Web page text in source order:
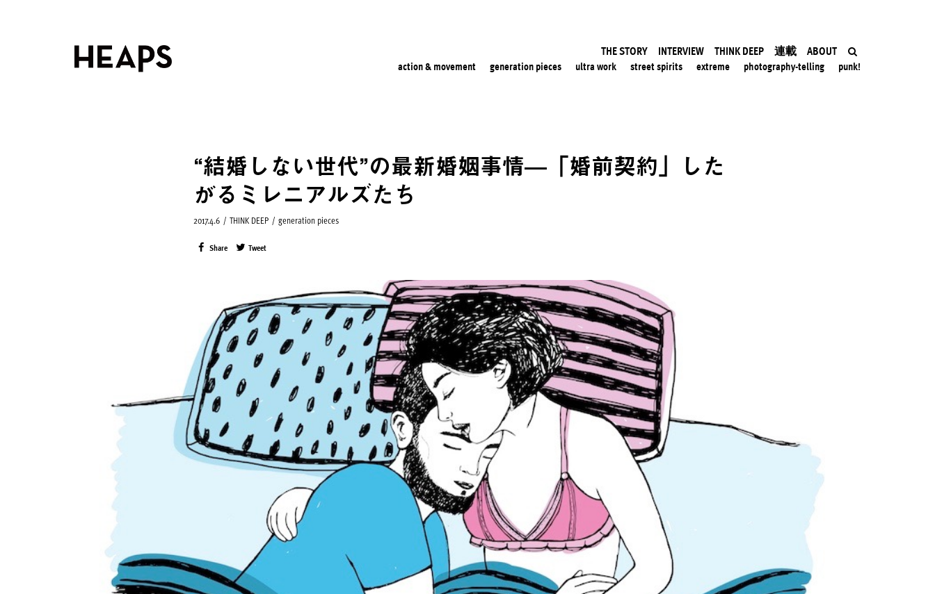
THE STORY INTERVIEW THINK DEEP 連載 ABOUT
action & movement generation pieces ultra work street spirits extreme photography-telling punk!
“結婚しない世代”の最新婚姻事情—「婚前契約」した
がるミレニアルズたち
2017.4.6 / THINK DEEP / generation pieces
Share Tweet